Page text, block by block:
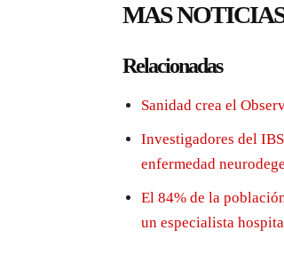
MAS
Relacionadas
Sanidad crea el
Investigadores del
enfermedad
El 84% de la
un especialista